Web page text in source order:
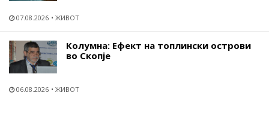
07.08.2026 ЖИВОТ
Колумна: Ефект на топлински острови
во Скопје
06.08.2026 ЖИВОТ